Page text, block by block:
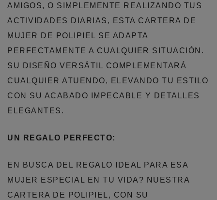
AMIGOS, O SIMPLEMENTE REALIZANDO TUS
ACTIVIDADES DIARIAS, ESTA CARTERA DE
MUJER DE POLIPIEL SE ADAPTA
PERFECTAMENTE A CUALQUIER SITUACIÓN.
SU DISEÑO VERSÁTIL COMPLEMENTARÁ
CUALQUIER ATUENDO, ELEVANDO TU ESTILO
CON SU ACABADO IMPECABLE Y DETALLES
ELEGANTES.
UN REGALO PERFECTO:
EN BUSCA DEL REGALO IDEAL PARA ESA
MUJER ESPECIAL EN TU VIDA? NUESTRA
CARTERA DE POLIPIEL, CON SU